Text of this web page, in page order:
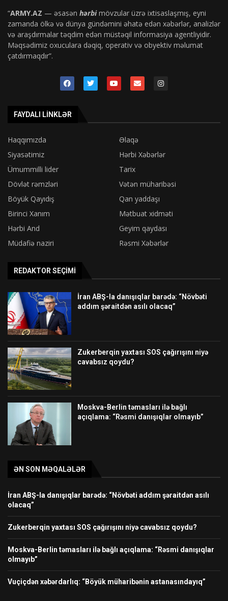
“ARMY.AZ — əsasən hərbimövzular üzrə ixtisaslaşmış, eyni
zamanda ölkə və dünya gündəmini əhatə edən xəbərlər, analizlər
və araşdırmalar təqdim edən müstəqil informasiya agentliyidir.
Məqsədimiz oxuculara dəqiq, operativ və obyektiv məlumat
çatdırmaqdır”.
FAYDALI LINKLƏR
Haqqımızda
Əlaqə
Siyasətimiz
Hərbi Xəbərlər
Ümummilli lider
Tarix
Dövlət rəmzləri
Vətən müharibəsi
Böyük Qayıdış
Qan yaddaşı
Birinci Xanım
Mətbuat xidməti
Hərbi And
Geyim qaydası
Müdafiə naziri
Rəsmi Xəbərlər
REDAKTOR SEÇIMI
İran ABŞ-la danışıqlar barədə: “Növbəti
addım şəraitdən asılı olacaq”
Zukerberqin yaxtası SOS çağırışını niyə
cavabsız qoydu?
Moskva-Berlin təmasları ilə bağlı
açıqlama: “Rəsmi danışıqlar olmayıb”
ƏN SON MƏQALƏLƏR
İran ABŞ-la danışıqlar barədə: “Növbəti addım şəraitdən asılı
olacaq”
Zukerberqin yaxtası SOS çağırışını niyə cavabsız qoydu?
Moskva-Berlin təmasları ilə bağlı açıqlama: “Rəsmi danışıqlar
olmayıb”
Vuçiçdən xəbərdarlıq: “Böyük müharibənin astanasındayıq”